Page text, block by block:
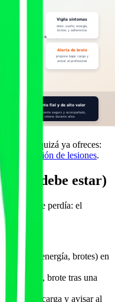
En dolor crónico es
no es solo el día malo,
calendario.A veces se
a veces se baja.
que la intensidad.
y abandonado tras un
de la persona; nada
que quizá ya ofreces:
readaptación de lesiones.
NO debe estar)
horas y se perdía: el
sueño, energía, brotes) en
sostenida, brote tras una
bajar carga y avisar al